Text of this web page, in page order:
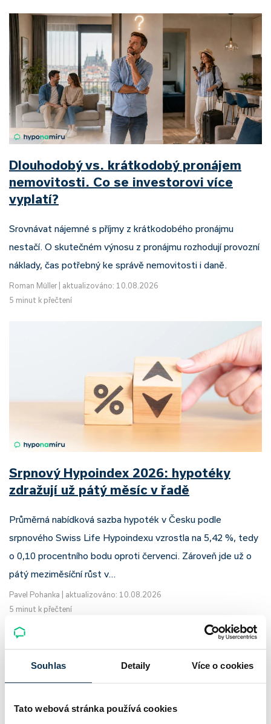
Souhlas Detaily Více o cookies
Tato webová stránka používá cookies
Dlouhodobý vs. krátkodobý pronájem
nemovitosti. Co se investorovi více
vyplatí?
Srovnávat nájemné s příjmy z krátkodobého pronájmu
nestačí. O skutečném výnosu z pronájmu rozhodují provozní
náklady, čas potřebný ke správě nemovitosti i daně.
Roman Müller
aktualizováno: 10.08.2026
5 minut k přečtení
Srpnový Hypoindex 2026: hypotéky
zdražují už pátý měsíc v řadě
Průměrná nabídková sazba hypoték v Česku podle
srpnového Swiss Life Hypoindexu vzrostla na 5,42 %, tedy
o 0,10 procentního bodu oproti červenci. Zároveň jde už o
pátý meziměsíční růst v…
Pavel Pohanka
aktualizováno: 10.08.2026
5 minut k přečtení